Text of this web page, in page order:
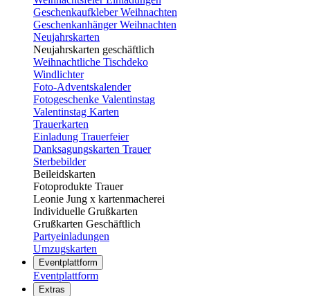
Geschenkaufkleber Weihnachten
Geschenkanhänger Weihnachten
Neujahrskarten
Neujahrskarten geschäftlich
Weihnachtliche Tischdeko
Windlichter
Foto-Adventskalender
Fotogeschenke Valentinstag
Valentinstag Karten
Trauerkarten
Einladung Trauerfeier
Danksagungskarten Trauer
Sterbebilder
Beileidskarten
Fotoprodukte Trauer
Leonie Jung x kartenmacherei
Individuelle Grußkarten
Grußkarten Geschäftlich
Partyeinladungen
Umzugskarten
Eventplattform
Eventplattform
Extras